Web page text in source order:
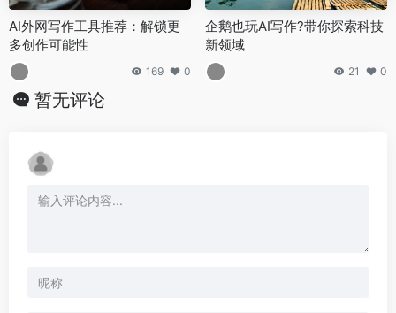
AI外网写作工具推荐：解锁更
多创作可能性
169 0
企鹅也玩AI写作?带你探索科技
新领域
21 0
暂无评论